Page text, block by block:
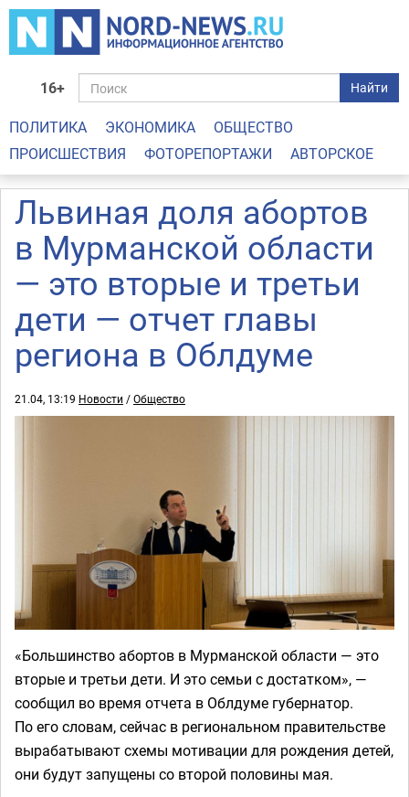
16+ Найти
ПОЛИТИКА ЭКОНОМИКА
ОБЩЕСТВО
ПРОИСШЕСТВИЯ
ФОТОРЕПОРТАЖИ АВТОРСКОЕ
Львиная доля абортов
в Мурманской области
— это вторые и третьи
дети — отчет главы
региона в Облдуме
21.04, 13:19 Новости /Общество
«Большинство абортов в Мурманской области — это
вторые и третьи дети. И это семьи с достатком», —
сообщил во время отчета в Облдуме губернатор.
По его словам, сейчас в региональном правительстве
вырабатывают схемы мотивации для рождения детей,
они будут запущены со второй половины мая.